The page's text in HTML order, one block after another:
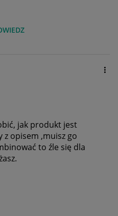
jak produkt jest
z opisem ,muisz go
to źle się dla